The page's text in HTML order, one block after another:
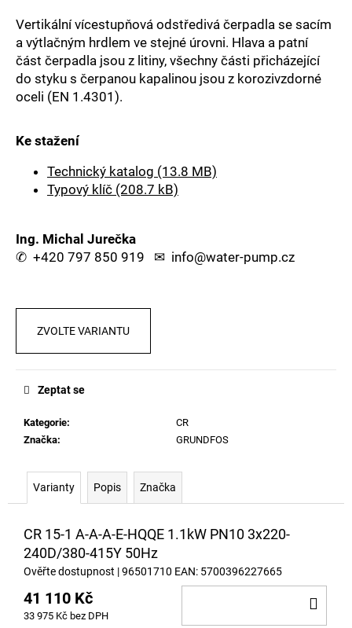
Vertikální vícestupňová odstředivá čerpadla se sacím
a výtlačným hrdlem ve stejné úrovni. Hlava a patní
část čerpadla jsou z litiny, všechny části přicházející
do styku s čerpanou kapalinou jsou z korozivzdorné
oceli (EN 1.4301).
Ke stažení
Technický katalog (13.8 MB)
Typový klíč (208.7 kB)
Ing. Michal Jurečka
✆ +420 797 850 919 ✉ info@water-pump.cz
ZVOLTE VARIANTU
Kategorie:
CR
Značka:
GRUNDFOS
Zeptat se
Varianty Popis Značka
CR 15-1 A-A-A-E-HQQE 1.1kW PN10 3x220-
240D/380-415Y 50Hz
Ověřte dostupnost | 96501710 EAN: 5700396227665
41 110 Kč
33 975 Kč bez DPH
a
j
í
t
?
HLEDAT
D
o
č
u
m
e